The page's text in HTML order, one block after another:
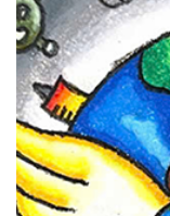
Nghiên
hội_ISDS)